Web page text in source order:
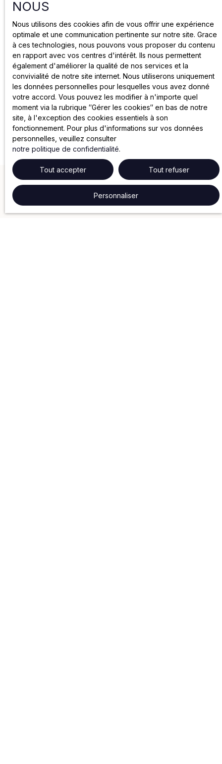
NOUS
Nous utilisons des cookies afin de vous offrir une expérience
optimale et une communication pertinente sur notre site. Grace
à ces technologies, nous pouvons vous proposer du contenu
en rapport avec vos centres d'intérêt. Ils nous permettent
également d'améliorer la qualité de nos services et la
convivialité de notre site internet. Nous utiliserons uniquement
les données personnelles pour lesquelles vous avez donné
votre accord. Vous pouvez les modifier à n'importe quel
moment via la rubrique ″Gérer les cookies″ en bas de notre
site, à l'exception des cookies essentiels à son
fonctionnement. Pour plus d'informations sur vos données
personnelles, veuillez consulter
notre politique de confidentialité.
Tout accepter Tout refuser
Personnaliser